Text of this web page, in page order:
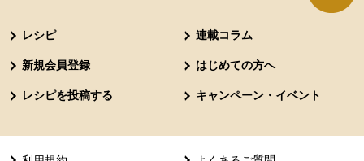
レシピ 連載コラム
新規会員登録 はじめての方へ
レシピを投稿する キャンペーン・イベント